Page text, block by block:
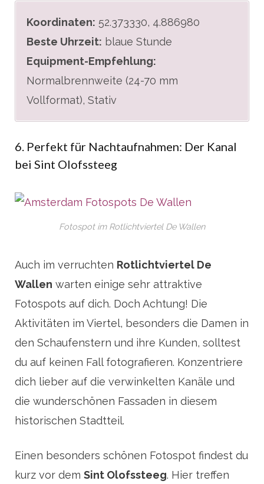
Koordinaten: 52.373330, 4.886980
Beste Uhrzeit: blaue Stunde
Equipment-Empfehlung:
Normalbrennweite (24-70 mm
Vollformat), Stativ
6. Perfekt für Nachtaufnahmen: Der Kanal
bei Sint Olofssteeg
Fotospot im Rotlichtviertel De Wallen
Auch im verruchten Rotlichtviertel De
Wallen warten einige sehr attraktive
Fotospots auf dich. Doch Achtung! Die
Aktivitäten im Viertel, besonders die Damen in
den Schaufenstern und ihre Kunden, solltest
du auf keinen Fall fotografieren. Konzentriere
dich lieber auf die verwinkelten Kanäle und
die wunderschönen Fassaden in diesem
historischen Stadtteil.
Einen besonders schönen Fotospot findest du
kurz vor dem Sint Olofssteeg. Hier treffen